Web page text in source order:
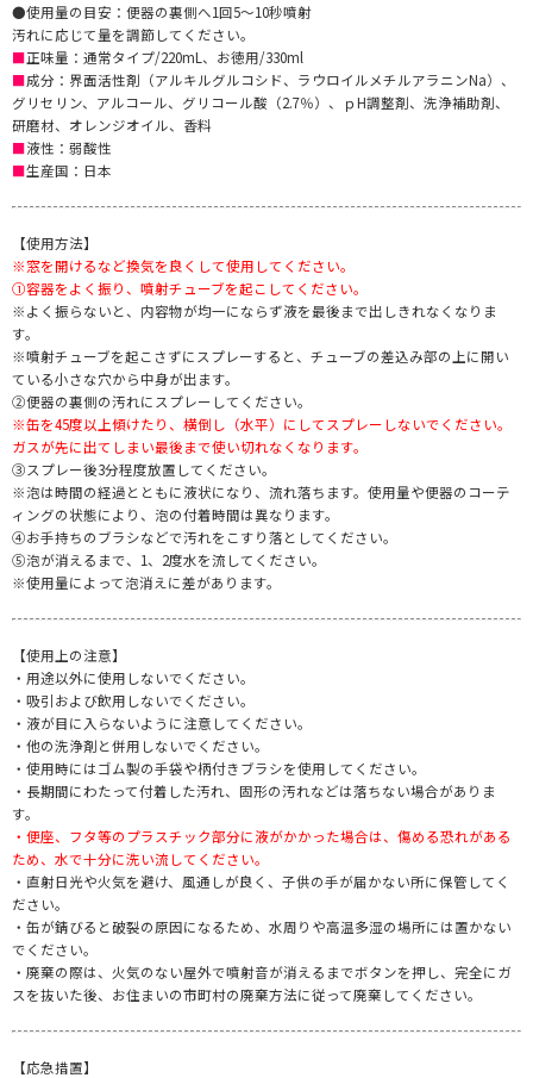
●使用量の目安：便器の裏側へ1回5～10秒噴射
汚れに応じて量を調節してください。
■正味量：通常タイプ/220mL、お徳用/330ml
■成分：界面活性剤（アルキルグルコシド、ラウロイルメチルアラニンNa）、
グリセリン、アルコール、グリコール酸（2.7％）、ｐH調整剤、洗浄補助剤、
研磨材、オレンジオイル、香料
■液性：弱酸性
■生産国：日本
【使用方法】
※窓を開けるなど換気を良くして使用してください。
①容器をよく振り、噴射チューブを起こしてください。
※よく振らないと、内容物が均一にならず液を最後まで出しきれなくなりま
す。
※噴射チューブを起こさずにスプレーすると、チューブの差込み部の上に開い
ている小さな穴から中身が出ます。
②便器の裏側の汚れにスプレーしてください。
※缶を45度以上傾けたり、横倒し（水平）にしてスプレーしないでください。
ガスが先に出てしまい最後まで使い切れなくなります。
③スプレー後3分程度放置してください。
※泡は時間の経過とともに液状になり、流れ落ちます。使用量や便器のコーテ
ィングの状態により、泡の付着時間は異なります。
④お手持ちのブラシなどで汚れをこすり落としてください。
⑤泡が消えるまで、1、2度水を流してください。
※使用量によって泡消えに差があります。
【使用上の注意】
・用途以外に使用しないでください。
・吸引および飲用しないでください。
・液が目に入らないように注意してください。
・他の洗浄剤と併用しないでください。
・使用時にはゴム製の手袋や柄付きブラシを使用してください。
・長期間にわたって付着した汚れ、固形の汚れなどは落ちない場合がありま
す。
・便座、フタ等のプラスチック部分に液がかかった場合は、傷める恐れがある
ため、水で十分に洗い流してください。
・直射日光や火気を避け、風通しが良く、子供の手が届かない所に保管してく
ださい。
・缶が錆びると破裂の原因になるため、水周りや高温多湿の場所には置かない
でください。
・廃棄の際は、火気のない屋外で噴射音が消えるまでボタンを押し、完全にガ
スを抜いた後、お住まいの市町村の廃棄方法に従って廃棄してください。
【応急措置】